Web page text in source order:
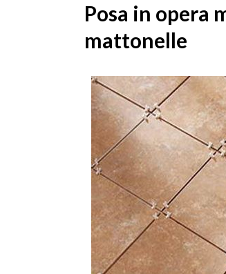
Posa in opera
mattonelle